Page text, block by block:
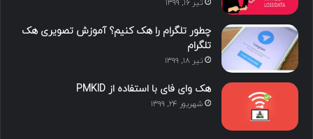
تیر ۱۶, ۱۳۹۹
چطور تلگرام را هک کنیم؟ آموزش تصویری هک
تلگرام
تیر ۱۸, ۱۳۹۹
هک وای فای با استفاده از PMKID
شهریور ۲۴, ۱۳۹۹